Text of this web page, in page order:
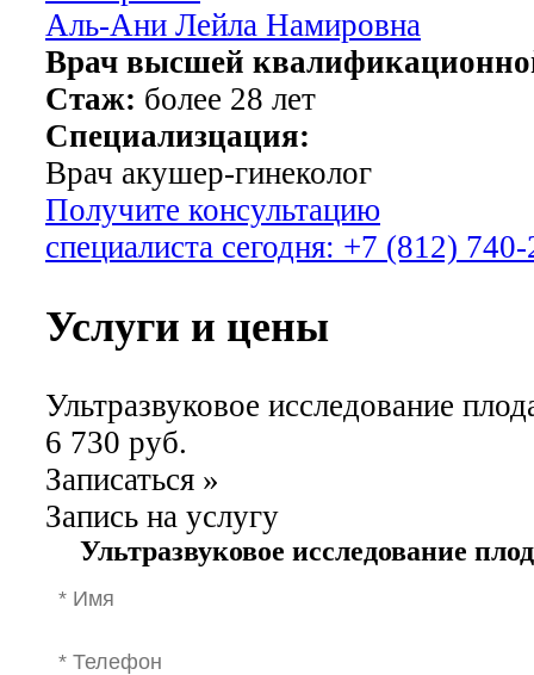
Аль-Ани Лейла Намировна
Врач высшей
Стаж: более 28 лет
Специализцация:
Врач акушер-гинеколог
Получите консультацию
специалиста сегодня: +7 (812)
Услуги и цены
Ультразвуковое исследование
6 730 руб.
Записаться »
Запись на услугу
Ультразвуковое исследование